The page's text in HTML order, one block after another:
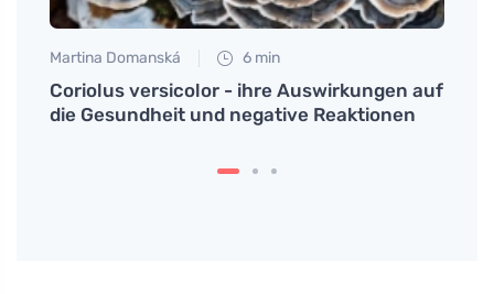
Martina Domanská 6 min
Coriolus versicolor - ihre Auswirkungen auf
die Gesundheit und negative Reaktionen